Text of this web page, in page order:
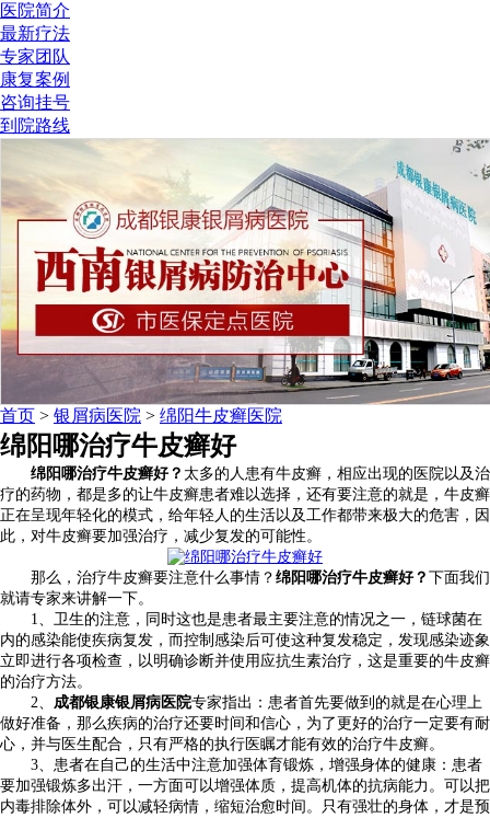
医院简介
最新疗法
专家团队
康复案例
咨询挂号
到院路线
首页 > 银屑病医院 > 绵阳牛皮癣医院
绵阳哪治疗牛皮癣好
绵阳哪治疗牛皮癣好？ 太多的人患有牛皮癣，相应出现的医院以及治
疗的药物，都是多的让牛皮癣患者难以选择，还有要注意的就是，牛皮癣
正在呈现年轻化的模式，给年轻人的生活以及工作都带来极大的危害，因
此，对牛皮癣要加强治疗，减少复发的可能性。
那么，治疗牛皮癣要注意什么事情？ 绵阳哪治疗牛皮癣好？ 下面我们
就请专家来讲解一下。
1、卫生的注意，同时这也是患者最主要注意的情况之一，链球菌在
内的感染能使疾病复发，而控制感染后可使这种复发稳定，发现感染迹象
立即进行各项检查，以明确诊断并使用应抗生素治疗，这是重要的牛皮癣
的治疗方法。
2、 成都银康银屑病医院专家指出：患者首先要做到的就是在心理上
做好准备，那么疾病的治疗还要时间和信心，为了更好的治疗一定要有耐
心，并与医生配合，只有严格的执行医瞩才能有效的治疗牛皮癣。
3、患者在自己的生活中注意加强体育锻炼，增强身体的健康：患者
要加强锻炼多出汗，一方面可以增强体质，提高机体的抗病能力。可以把
内毒排除体外，可以减轻病情，缩短治愈时间。只有强壮的身体，才是预